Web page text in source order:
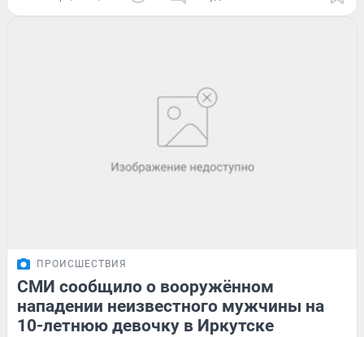
ПРОИСШЕСТВИЯ
СМИ сообщило о вооружённом
нападении неизвестного мужчины на
10-летнюю девочку в Иркутске